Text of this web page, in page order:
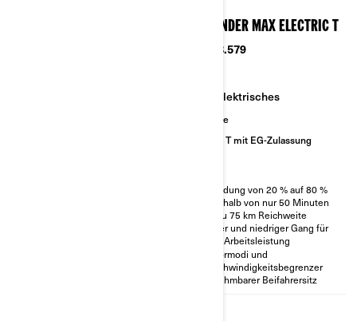
OUTLANDER MAX ELECTRIC T
€ 18.579
Elektrisches
Strecke
Klasse T mit EG-Zulassung
Aufladung von 20 % auf 80 %
innerhalb von nur 50 Minuten
Bis zu 75 km Reichweite
Hoher und niedriger Gang für
volle Arbeitsleistung
Motormodi und
Geschwindigkeitsbegrenzer
Abnehmbarer Beifahrersitz